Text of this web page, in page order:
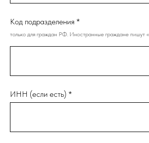
Код подразделения *
только для граждан РФ. Иностранные граждане пишут
ИНН (если есть) *